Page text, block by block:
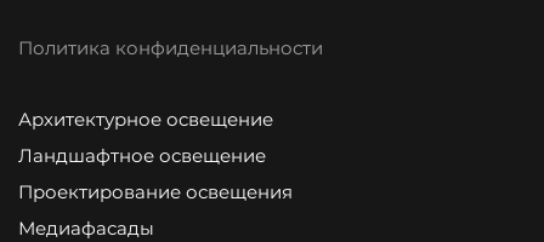
Политика конфиденциальности
Архитектурное освещение
Ландшафтное освещение
Проектирование освещения
Медиафасады